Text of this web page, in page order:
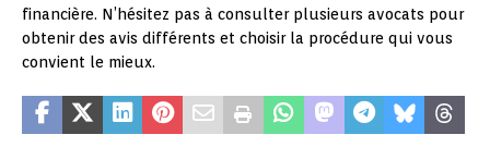
financière. N’hésitez pas à consulter plusieurs avocats pour
obtenir des avis différents et choisir la procédure qui vous
convient le mieux.